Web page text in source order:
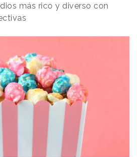
más rico y diverso con